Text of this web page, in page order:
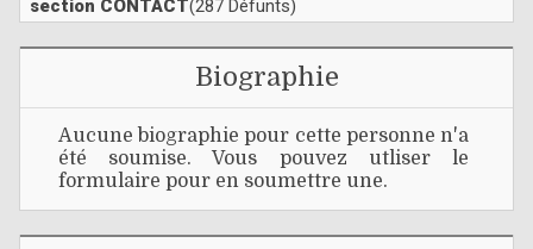
section CONTACT(287 Défunts)
Biographie
Aucune biographie pour cette personne n'a
été soumise. Vous pouvez utliser le
formulaire pour en soumettre une.